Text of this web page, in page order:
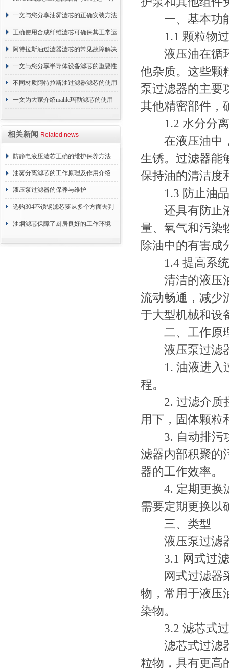
法解决
一文与您分享油雾滤芯的正确安装方法
正确使用合成纤维滤芯可确保其正常运
行
阿特拉斯油过滤器滤芯的常见故障解决
方法介绍
一文与您分享半导体设备滤芯的重要性
不同材质阿特拉斯油过滤器滤芯的使用
周期区别介绍
一文为大家介绍mahle玛勒滤芯的使用
相关新闻 Related news
防静电液压滤芯正确的维护保养方法
油雾分离滤芯的工作原理及作用介绍
液压泵过滤器的保养与维护
选购304不锈钢滤芯要从多个方面去判
断
油烟滤芯保障了厨房良好的工作环境
一、基本功
1.1 颗粒物
液压油在循环
他杂质。这些颗
泵过滤器的主要
其他精密部件，
1.2 水分分离
在液压油中，
生锈。过滤器能
保持油的清洁度
1.3 防止油品
还具有防止液
量、氧气和污染
除油中的有害成
1.4 提高系统
清洁的液压油
流动畅通，减少
于大型机械和设
二、工作原
液压泵过滤器
1. 油液进入过
程。
2. 过滤介质拦
用下，固体颗粒
3. 自动排污功
滤器内部积聚的
器的工作效率。
4. 定期更换滤
需要定期更换以
三、类型
液压泵过滤器
3.1 网式过
网式过滤器采
物，常用于液压
染物。
3.2 滤芯式过
滤芯式过滤器
粒物，具有更高